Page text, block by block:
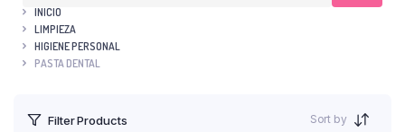
INICIO
LIMPIEZA
HIGIENE PERSONAL
PASTA DENTAL
Filter Products Sort by